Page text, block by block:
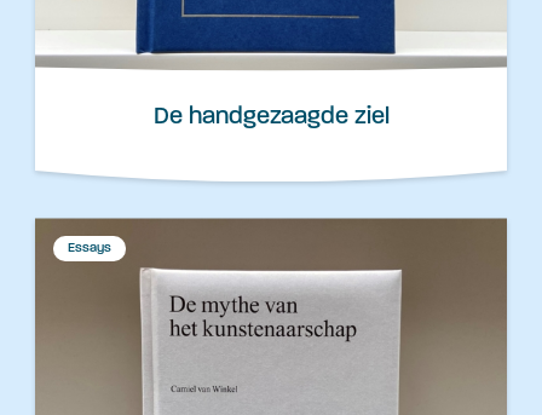
De handgezaagde ziel
Essays